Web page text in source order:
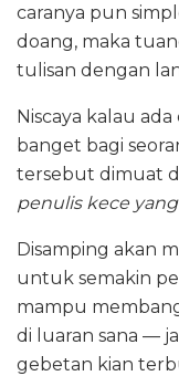
caranya pun
doang, maka
tulisan dengan
Niscaya kalau
banget bagi
tersebut dimuat
penulis kece
Disamping akan
untuk semakin
mampu
di luaran sana —
gebetan kian